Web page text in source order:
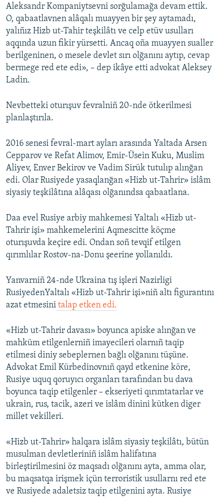
Aleksandr Kompaniytsevni sorğulamağa devam ettik.
O, qabaatlavnen alâqalı muayyen bir şey aytamadı,
yalıñız Hizb ut-Tahir teşkilâtı ve celp etüv usulları
aqqında uzun fikir yürsetti. Ancaq oña muayyen sualler
berilgeninen, o mesele devlet sırı olğanını aytıp, cevap
bermege red ete edi», – dep ikâye etti advokat Aleksey
Ladin.
Nevbetteki oturışuv fevralniñ 20-nde ötkerilmesi
planlaştırıla.
2016 senesi fevral-mart ayları arasında Yaltada Arsen
Cepparov ve Refat Alimov, Emir-Üsein Kuku, Muslim
Aliyev, Enver Bekirov ve Vadim Sirük tutulıp alınğan
edi. Olar Rusiyede yasaqlanğan «Hizb ut-Tahrir» islâm
siyasiy teşkilâtına alâqası olğanındsa qabaatlana.
Daa evel Rusiye arbiy mahkemesi Yaltalı «Hizb ut-
Tahrir işi» mahkemelerini Aqmescitte köçme
oturışuvda keçire edi. Ondan soñ tevqif etilgen
qırımlılar Rostov-na-Donu şeerine yollanıldı.
Yanvarniñ 24-nde Ukraina tış işleri Nazirligi
RusiyedenYaltalı «Hizb ut-Tahrir işi»niñ altı figurantını
azat etmesini talap etken edi.
«Hizb ut-Tahrir davası» boyunca apiske alınğan ve
mahküm etilgenlerniñ imayecileri olarnıñ taqip
etilmesi diniy sebeplernen bağlı olğanını tüşüne.
Advokat Emil Kürbedinovnıñ qayd etkenine köre,
Rusiye uquq qoruyıcı organları tarafından bu dava
boyunca taqip etilgenler – ekseriyeti qırımtatarlar ve
ukrain, rus, tacik, azeri ve islâm dinini kütken diger
millet vekilleri.
«Hizb ut-Tahrir» halqara islâm siyasiy teşkilâtı, bütün
musulman devletleriniñ islâm halifatına
birleştirilmesini öz maqsadı olğanını ayta, amma olar,
bu maqsatqa irişmek içün terroristik usullarnı red ete
ve Rusiyede adaletsiz taqip etilgenini ayta. Rusiye